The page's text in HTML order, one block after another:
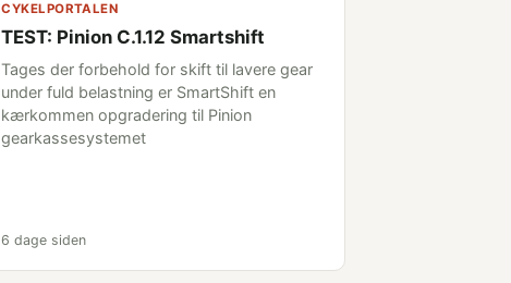
CYKELPORTALEN
TEST: Pinion C.1.12 Smartshift
Tages der forbehold for skift til lavere gear
under fuld belastning er SmartShift en
kærkommen opgradering til Pinion
gearkassesystemet
6 dage siden